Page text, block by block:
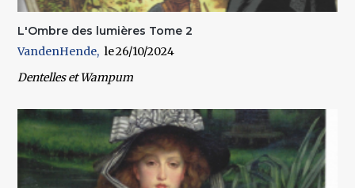
L'Ombre des lumières Tome 2
VandenHende
26/10/2024
Dentelles et Wampum